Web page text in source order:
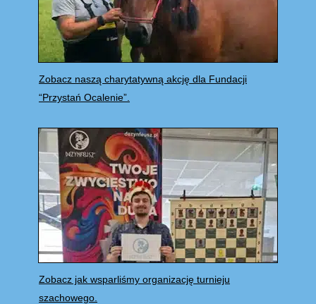
Zobacz naszą charytatywną akcję dla Fundacji
“Przystań Ocalenie”.
Zobacz jak wsparliśmy organizację turnieju
szachowego.